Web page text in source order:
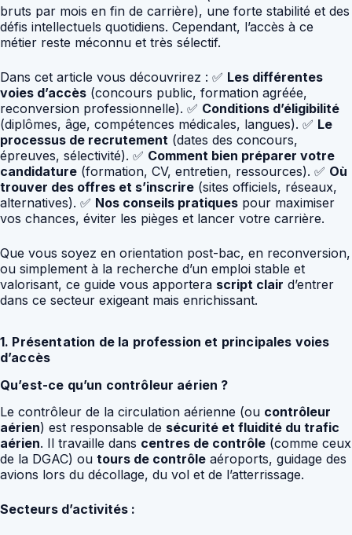
bruts par mois en fin de carrière), une forte stabilité et des
défis intellectuels quotidiens. Cependant, l’accès à ce
métier reste méconnu et très sélectif.
Dans cet article vous découvrirez : ✅ Les différentes
voies d’accès (concours public, formation agréée,
reconversion professionnelle). ✅ Conditions d’éligibilité
(diplômes, âge, compétences médicales, langues). ✅ Le
processus de recrutement (dates des concours,
épreuves, sélectivité). ✅ Comment bien préparer votre
candidature (formation, CV, entretien, ressources). ✅ Où
trouver des offres et s’inscrire (sites officiels, réseaux,
alternatives). ✅ Nos conseils pratiques pour maximiser
vos chances, éviter les pièges et lancer votre carrière.
Que vous soyez en orientation post-bac, en reconversion,
ou simplement à la recherche d’un emploi stable et
valorisant, ce guide vous apportera script clair d’entrer
dans ce secteur exigeant mais enrichissant.
1. Présentation de la profession et principales voies
d’accès
Qu’est-ce qu’un contrôleur aérien ?
Le contrôleur de la circulation aérienne (ou contrôleur
aérien) est responsable de sécurité et fluidité du trafic
aérien. Il travaille dans centres de contrôle (comme ceux
de la DGAC) ou tours de contrôle aéroports, guidage des
avions lors du décollage, du vol et de l’atterrissage.
Secteurs d’activités :